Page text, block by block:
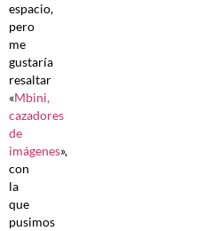
espacio,
pero
me
gustaría
resaltar
«Mbini,
cazadores
de
imágenes»,
con
la
que
pusimos